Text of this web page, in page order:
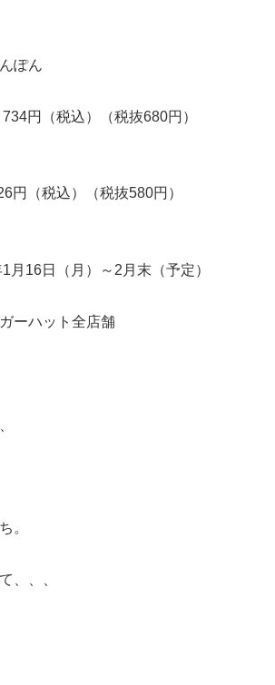
ぽん
円（税込）（税抜680円）
円（税込）（税抜580円）
月16日（月）～2月末（予定）
ーハット全店舗
。
、、、